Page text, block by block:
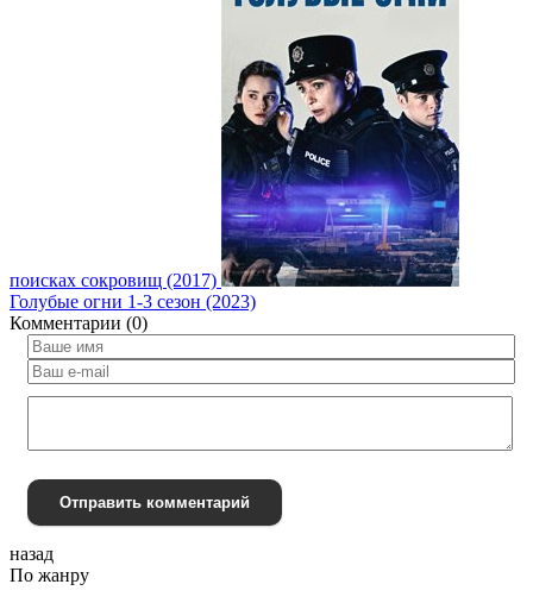
поисках сокровищ (2017)
Голубые огни 1-3 сезон (2023)
Комментарии (0)
Отправить комментарий
назад
По жанру